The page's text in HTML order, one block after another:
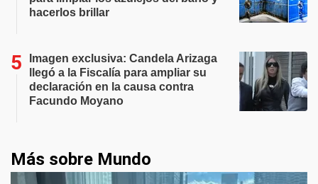
hacerlos brillar
Imagen exclusiva: Candela Arizaga
llegó a la Fiscalía para ampliar su
declaración en la causa contra
Facundo Moyano
Más sobre Mundo